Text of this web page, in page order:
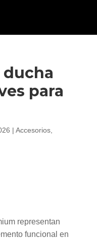
ducha
para
| Accesorios,
representan
funcional en